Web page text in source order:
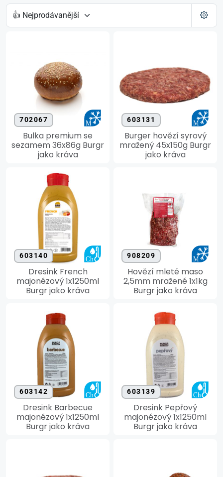
702067
Bulka premium se
sezamem 36x86g Burgr
jako kráva
603131
Burger hovězí syrový
mražený 45x150g Burgr
jako kráva
603140
Dresink French
majonézový 1x1250ml
Burgr jako kráva
908209
Hovězí mleté maso
2,5mm mražené 1x1kg
Burgr jako kráva
603142
Dresink Barbecue
majonézový 1x1250ml
Burgr jako kráva
603139
Dresink Pepřový
majonézový 1x1250ml
Burgr jako kráva